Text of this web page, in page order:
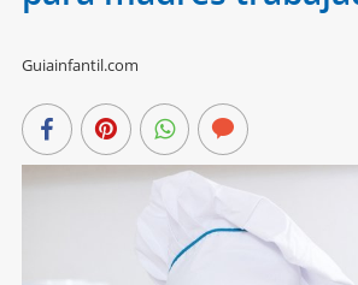
Guiainfantil.com